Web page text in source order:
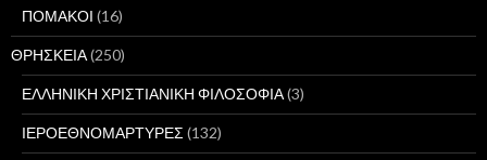
ΠΟΜΑΚΟΙ (16)
ΘΡΗΣΚΕΙΑ(250)
ΕΛΛΗΝΙΚΗ ΧΡΙΣΤΙΑΝΙΚΗ ΦΙΛΟΣΟΦΙΑ(3)
ΙΕΡΟΕΘΝΟΜΑΡΤΥΡΕΣ (132)